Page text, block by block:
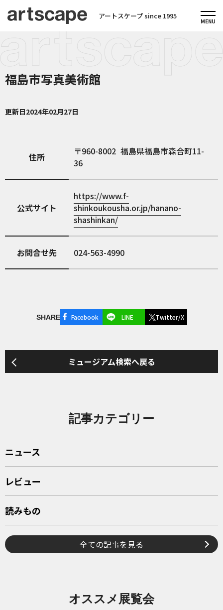
アートスケープ since 1995
福島市写真美術館
更新日2024年02月27日
住所 960-8002 福島県福島市森合町11-
36
公式サイト
https://www.f-
shinkoukousha.or.jp/hanano-
shashinkan/
お問合せ先 024-563-4990
SHARE Facebook LINE Twitter/X
ミュージアム検索へ戻る
記事カテゴリー
ニュース
レビュー
読みもの
全ての記事を見る
オススメ展覧会